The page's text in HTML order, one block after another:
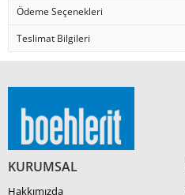
Ödeme Seçenekleri
Teslimat Bilgileri
KURUMSAL
Hakkımızda